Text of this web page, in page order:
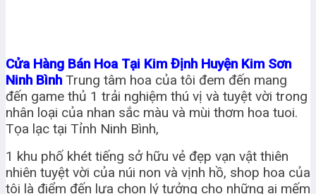
Cửa Hàng Bán Hoa Tại Kim Định Huyện Kim Sơn
Ninh Bình Trung tâm hoa của tôi đem đến mang
đến game thủ 1 trải nghiệm thú vị và tuyệt vời trong
nhân loại của nhan sắc màu và mùi thơm hoa tuoi.
Tọa lạc tại Tỉnh Ninh Bình,
1 khu phố khét tiếng sở hữu vẻ đẹp vạn vật thiên
nhiên tuyệt vời của núi non và vịnh hồ, shop hoa của
tôi là điểm đến lựa chọn lý tưởng cho những ai mếm